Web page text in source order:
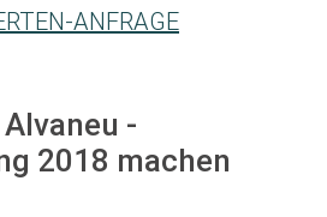
ANFRAGE
-
2018 machen